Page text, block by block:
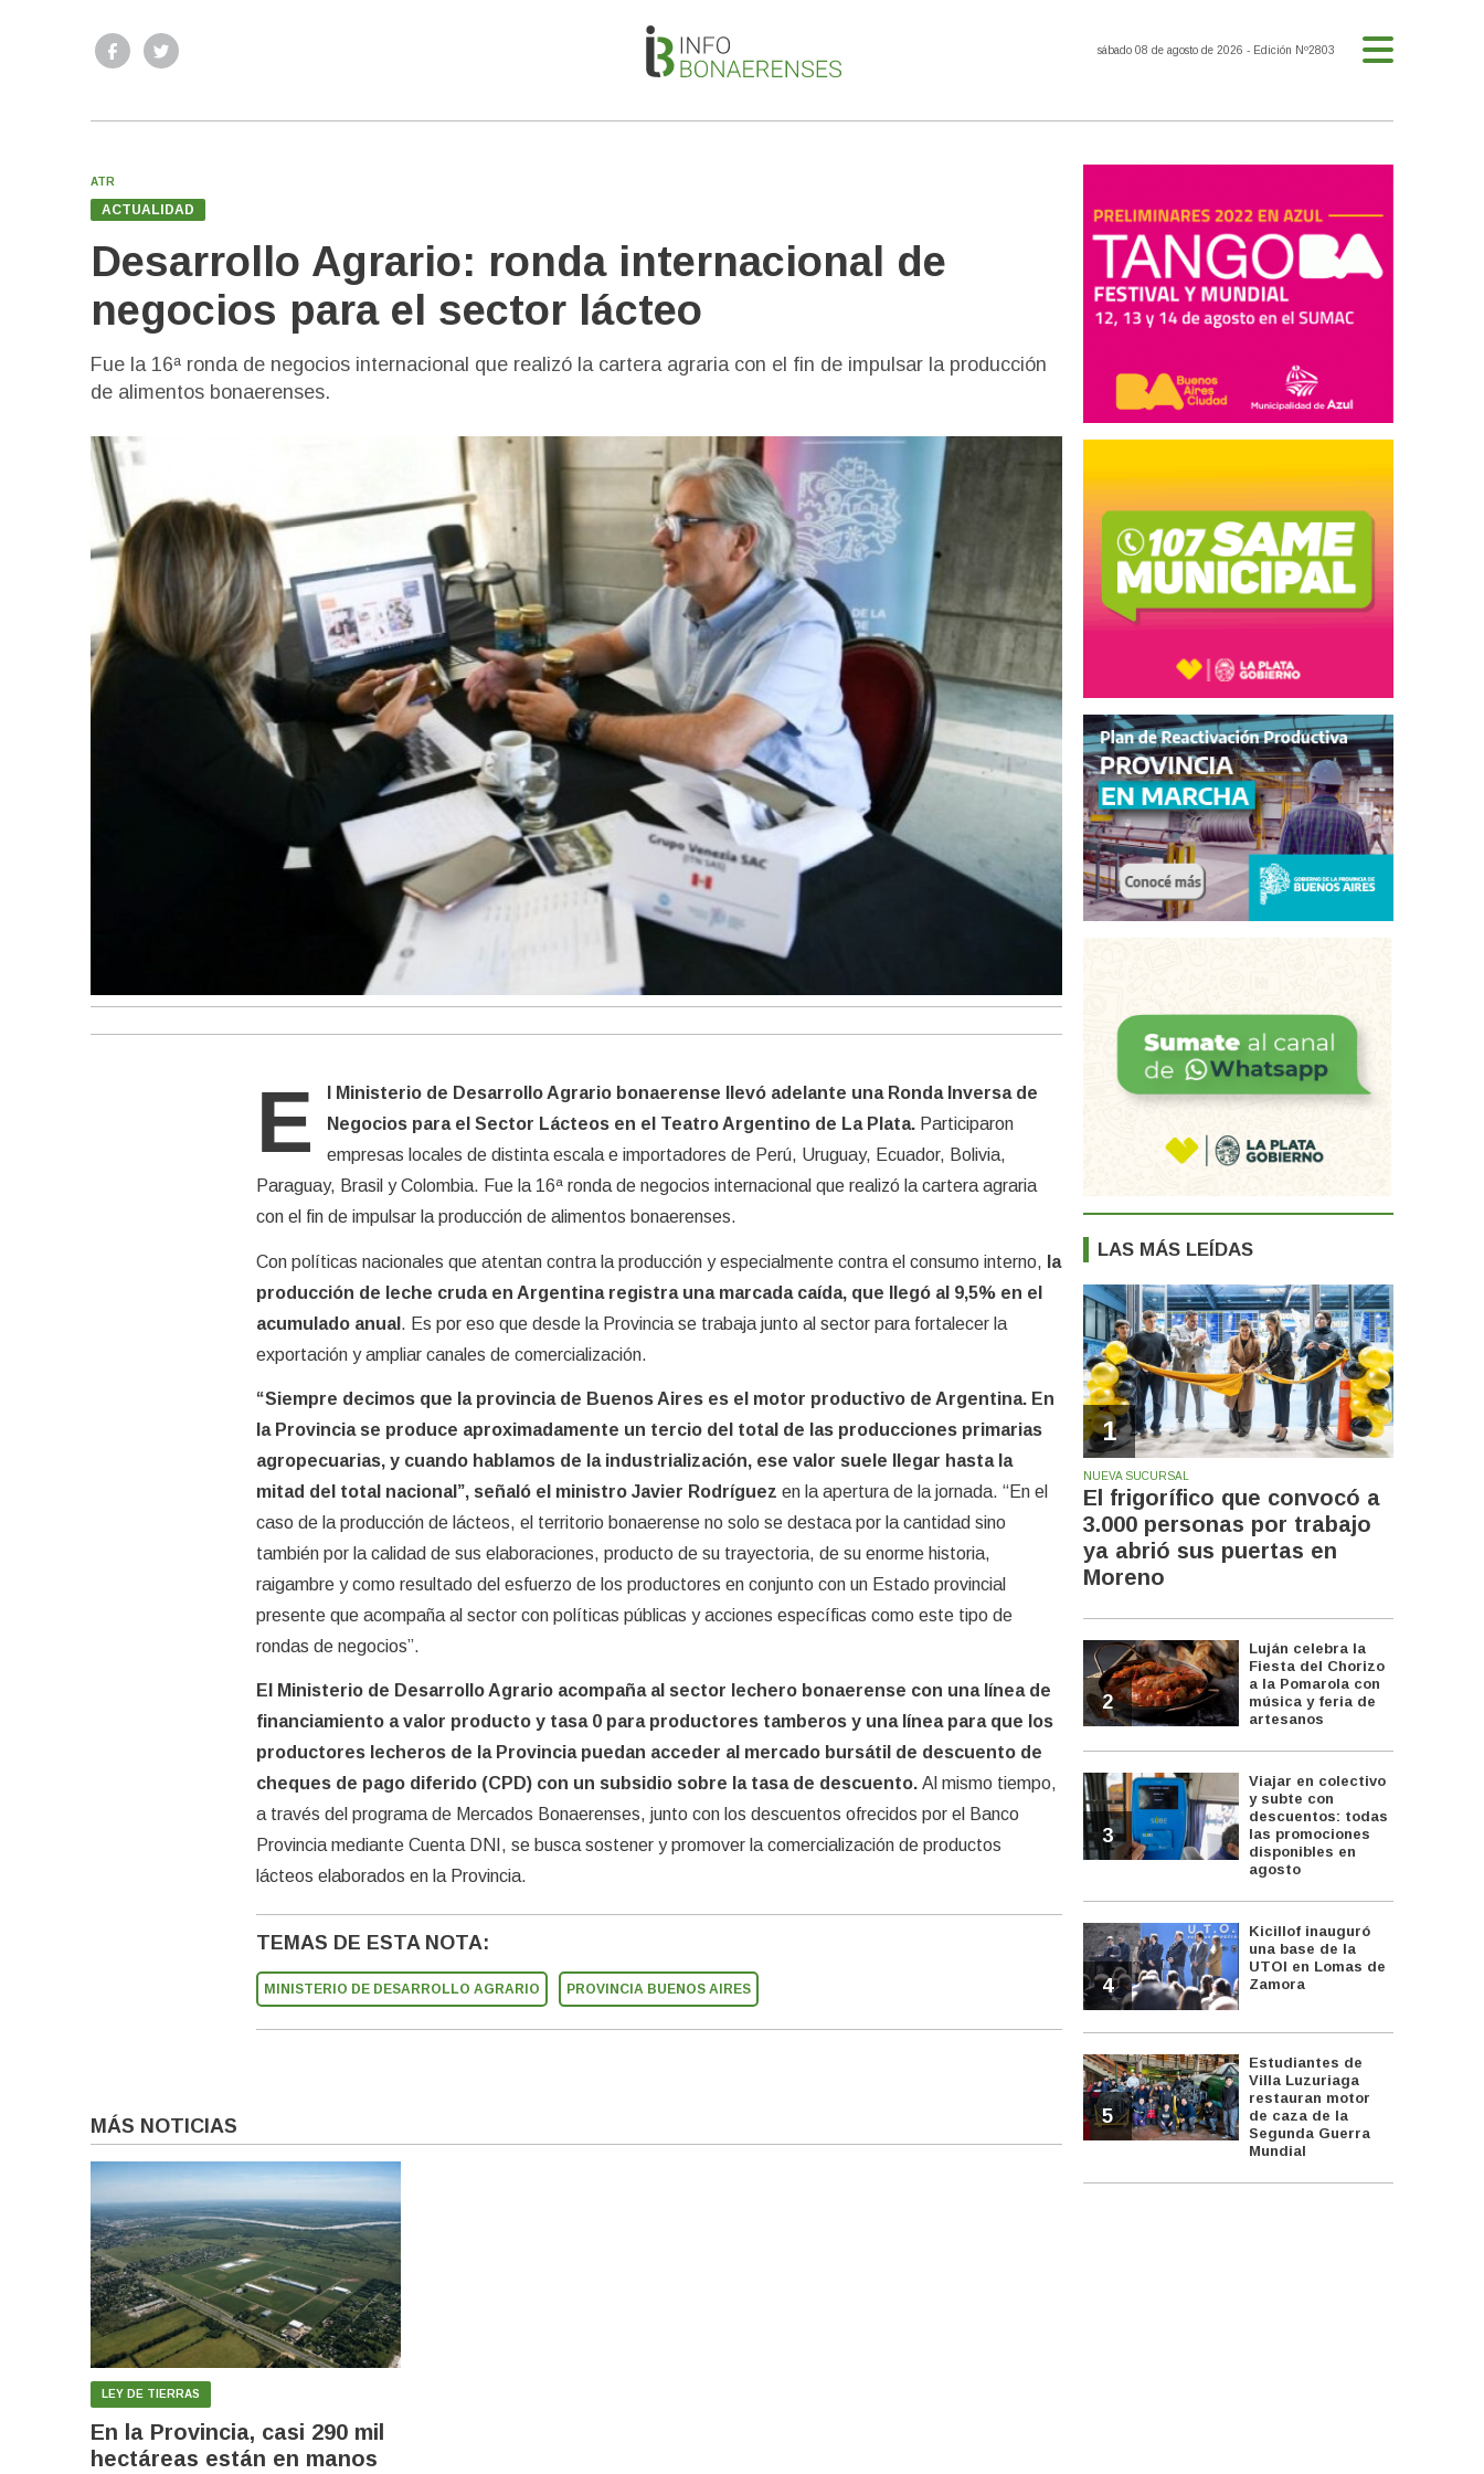
sábado 08 de agosto de 2026 - Edición Nº2803
ATR
ACTUALIDAD
Desarrollo Agrario: ronda internacional de
negocios para el sector lácteo
Fue la 16ª ronda de negocios internacional que realizó la cartera agraria con el fin de impulsar la producción
de alimentos bonaerenses.
E
l Ministerio de Desarrollo Agrario bonaerense llevó adelante una Ronda Inversa de
Negocios para el Sector Lácteos en el Teatro Argentino de La Plata. Participaron
empresas locales de distinta escala e importadores de Perú, Uruguay, Ecuador, Bolivia,
Paraguay, Brasil y Colombia. Fue la 16ª ronda de negocios internacional que realizó la cartera agraria
con el fin de impulsar la producción de alimentos bonaerenses.
Con políticas nacionales que atentan contra la producción y especialmente contra el consumo interno, la
producción de leche cruda en Argentina registra una marcada caída, que llegó al 9,5% en el
acumulado anual . Es por eso que desde la Provincia se trabaja junto al sector para fortalecer la
exportación y ampliar canales de comercialización.
“Siempre decimos que la provincia de Buenos Aires es el motor productivo de Argentina. En
la Provincia se produce aproximadamente un tercio del total de las producciones primarias
agropecuarias, y cuando hablamos de la industrialización, ese valor suele llegar hasta la
mitad del total nacional”, señaló el ministro Javier Rodríguez en la apertura de la jornada. “En el
caso de la producción de lácteos, el territorio bonaerense no solo se destaca por la cantidad sino
también por la calidad de sus elaboraciones, producto de su trayectoria, de su enorme historia,
raigambre y como resultado del esfuerzo de los productores en conjunto con un Estado provincial
presente que acompaña al sector con políticas públicas y acciones específicas como este tipo de
rondas de negocios”.
El Ministerio de Desarrollo Agrario acompaña al sector lechero bonaerense con una línea de
financiamiento a valor producto y tasa 0 para productores tamberos y una línea para que los
productores lecheros de la Provincia puedan acceder al mercado bursátil de descuento de
cheques de pago diferido (CPD) con un subsidio sobre la tasa de descuento.Al mismo tiempo,
a través del programa de Mercados Bonaerenses, junto con los descuentos ofrecidos por el Banco
Provincia mediante Cuenta DNI, se busca sostener y promover la comercialización de productos
lácteos elaborados en la Provincia.
TEMAS DE ESTA NOTA:
MINISTERIO DE DESARROLLO AGRARIO PROVINCIA BUENOS AIRES
MÁS NOTICIAS
LEY DE TIERRAS
En la Provincia, casi 290 mil
hectáreas están en manos
LAS MÁS LEÍDAS
1
NUEVA SUCURSAL
El frigorífico que convocó a
3.000 personas por trabajo
ya abrió sus puertas en
Moreno
2
Luján celebra la
Fiesta del Chorizo
a la Pomarola con
música y feria de
artesanos
3
Viajar en colectivo
y subte con
descuentos: todas
las promociones
disponibles en
agosto
4
Kicillof inauguró
una base de la
UTOI en Lomas de
Zamora
5
Estudiantes de
Villa Luzuriaga
restauran motor
de caza de la
Segunda Guerra
Mundial